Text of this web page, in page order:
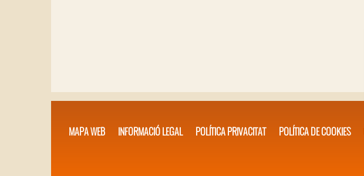
MAPA WEB INFORMACIÓ LEGAL POLÍTICA PRIVACITAT POLÍTICA DE COOKIES